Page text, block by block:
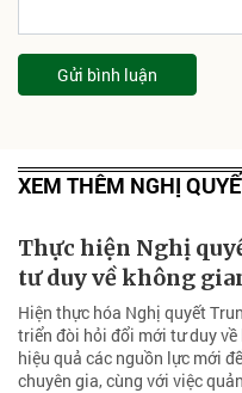
Gửi bình luận
XEM THÊM NGHỊ
Thực hiện Nghị
tư duy về không
Hiện thực hóa Nghị quyết
triển đòi hỏi đổi mới tư duy
hiệu quả các nguồn lực mới
chuyên gia, cùng với việc